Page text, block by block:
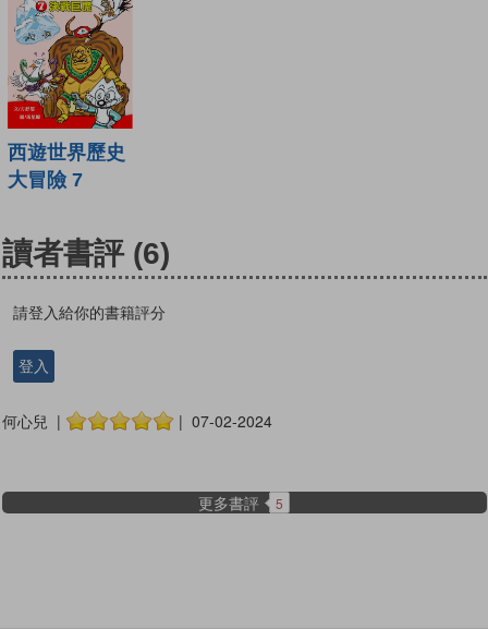
西遊世界歷史
大冒險 7
讀者書評 (6)
請登入給你的書籍評分
登入
何心兒 | | 07-02-2024
更多書評 5